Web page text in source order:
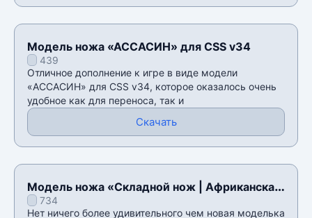
Модель ножа «АССАСИН» для CSS v34
439
Отличное дополнение к игре в виде модели
«АССАСИН» для CSS v34, которое оказалось очень
удобное как для переноса, так и
Скачать
Модель ножа «Складной нож | Африканская
сетка» для CSS v34
734
Нет ничего более удивительного чем новая моделька